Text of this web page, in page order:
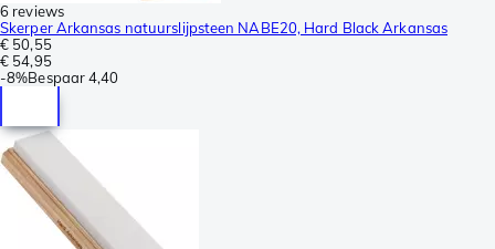
6 reviews
Skerper Arkansas natuurslijpsteen NABE20, Hard Black Arkansas
€ 50,55
€ 54,95
-8%Bespaar4,40